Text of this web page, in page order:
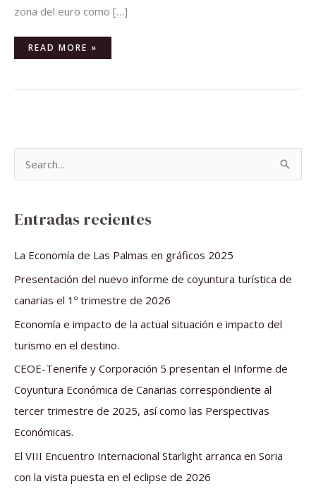
zona del euro como […]
READ MORE »
a
Entradas recientes
La Economía de Las Palmas en gráficos 2025
Presentación del nuevo informe de coyuntura turística de
canarias el 1º trimestre de 2026
Economía e impacto de la actual situación e impacto del
turismo en el destino.
CEOE-Tenerife y Corporación 5 presentan el Informe de
Coyuntura Económica de Canarias correspondiente al
tercer trimestre de 2025, así como las Perspectivas
Económicas.
El VIII Encuentro Internacional Starlight arranca en Soria
con la vista puesta en el eclipse de 2026